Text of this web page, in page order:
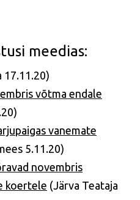
meedias:
17.11.20)
võtma endale
vanemate
5.11.20)
novembris
koertele (Järva Teataja